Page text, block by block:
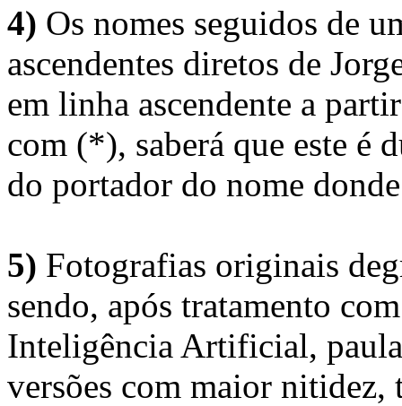
4) Os nomes seguidos de
ascendentes diretos de
em linha ascendente a
com (*), saberá que este é
do portador do nome
5) Fotografias originais
sendo, após tratamento
Inteligência Artificial,
versões com maior nitidez,